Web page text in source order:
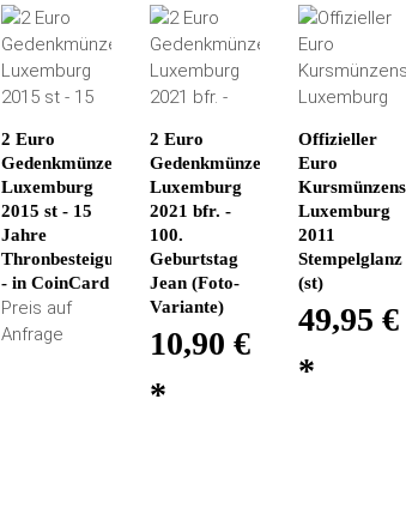
2 Euro
Gedenkmünze
Luxemburg
2015 st - 15
Jahre
Thronbesteigung
- in CoinCard
Preis auf
Anfrage
2 Euro
Gedenkmünze
Luxemburg
2021 bfr. -
100.
Geburtstag
Jean (Foto-
Variante)
10,90 €
*
Offizieller
Euro
Luxemburg
2011
Stempelglanz
(st)
49,95 €
*